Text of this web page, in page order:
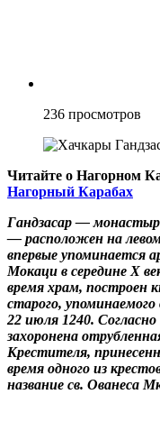
236 просмотров
Читайте о Нагорном
Нагорный Карабах
Гандзасар —
— расположен на левом
впервые упоминается
Мокаци в середине X
время храм, построен
старого,
22 июля 1240.
захоронена
Крестителя,
время одного из
название св. Ованеса